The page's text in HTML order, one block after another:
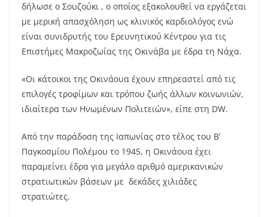
δήλωσε ο Σουζούκι , ο οποίος εξακολουθεί να εργάζεται
με μερική απασχόληση ως κλινικός καρδιολόγος ενώ
είναι συνιδρυτής του Ερευνητικού Κέντρου για τις
Επιστήμες Μακροζωίας της Οκινάβα με έδρα τη Νάχα.
«Οι κάτοικοι της Οκινάουα έχουν επηρεαστεί από τις
επιλογές τροφίμων και τρόπου ζωής άλλων κοινωνιών,
ιδιαίτερα των Ηνωμένων Πολιτειών», είπε στη DW.
Από την παράδοση της Ιαπωνίας στο τέλος του Β’
Παγκοσμίου Πολέμου το 1945, η Οκινάουα έχει
παραμείνει έδρα για μεγάλο αριθμό αμερικανικών
στρατιωτικών βάσεων με δεκάδες χιλιάδες
στρατιώτες.